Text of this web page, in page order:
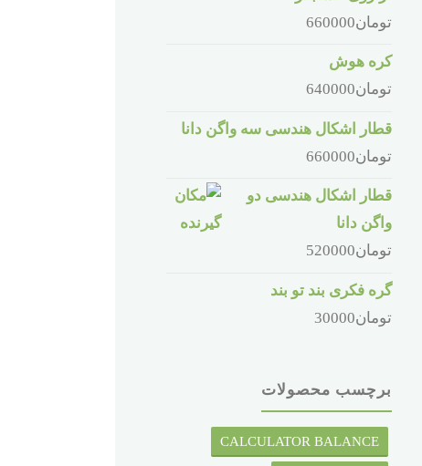
تومان660000
کره هوش
تومان640000
قطار اشکال هندسی سه واگن دانا
تومان660000
قطار اشکال هندسی دو
واگن دانا
تومان520000
گره فکری بند تو بند
تومان30000
برچسب محصولات
CALCULATOR BALANCE